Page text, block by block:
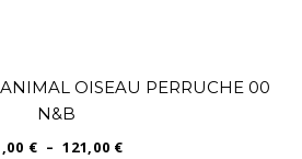
ANIMAL OISEAU PERRUCHE 00
N&B
€ – 121,00 €